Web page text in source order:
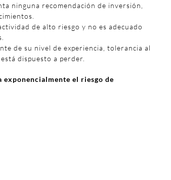
ninguna recomendación de inversión,
de alto riesgo y no es adecuado
de su nivel de experiencia, tolerancia al
dispuesto a perder.
el riesgo de